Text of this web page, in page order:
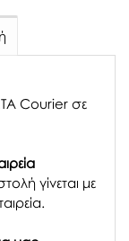
Courier σε
γίνεται με